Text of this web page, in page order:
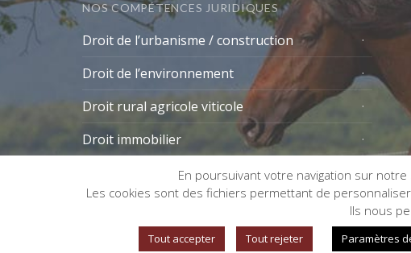
NOS COMPÉTENCES JURIDIQUES
Droit de l’urbanisme / construction
Droit de l’environnement
Droit rural agricole viticole
Droit immobilier
Gestion des cookies
En poursuivant votre navigation sur
Les cookies sont des fichiers permettant de
Ils nous
Tout accepter Tout rejeter Paramètres